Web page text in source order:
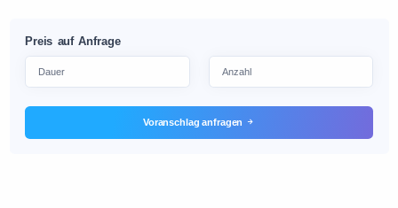
Preis auf Anfrage
Voranschlag anfragen